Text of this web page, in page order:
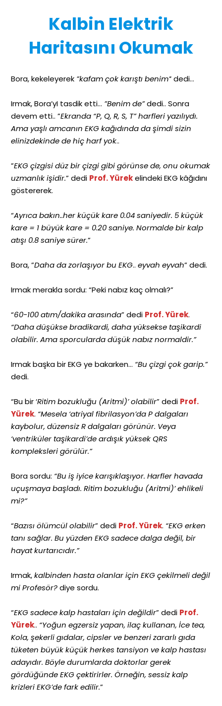
Kalbin Elektrik
Haritasını Okumak
Bora, kekeleyerek ”kafam çok karıştı benim’‘ dedi…
Irmak, Bora’yI tasdik etti… ”Benim de”dedi.. Sonra
devem etti.. ”Ekranda “P, Q, R, S, T” harfleri yazılıydı.
Ama yaşlı amcanın EKG kağıdında da şimdi sizin
elinizdekinde de hiç harf yok..
”EKG çizgisi düz bir çizgi gibi görünse de, onu okumak
uzmanlık işidir.” dedi Prof. Yürekelindeki EKG kâğıdını
göstererek.
“Ayrıca bakın..her küçük kare 0.04 saniyedir. 5 küçük
kare = 1 büyük kare = 0.20 saniye. Normalde bir kalp
atışı 0.8 saniye sürer.”
Bora, ”Daha da zorlaşıyor bu EKG..eyvah eyvah” dedi.
Irmak merakla sordu: “Peki nabız kaç olmalı?”
“60-100 atım/dakika arasında” dedi Prof. Yürek.
“Daha düşükse bradikardi, daha yüksekse taşikardi
olabilir. Ama sporcularda düşük nabız normaldir.”
Irmak başka bir EKG ye bakarken… “Bu çizgi çok garip.”
dedi.
“Bu bir ‘Ritim bozukluğu (Aritmi)’ olabilir” dedi Prof.
Yürek. “Mesela ‘atriyal fibrilasyon’da P dalgaları
kaybolur, düzensiz R dalgaları görünür. Veya
‘ventriküler taşikardi’de ardışık yüksek QRS
kompleksleri görülür.”
Bora sordu: “Bu iş iyice karışıklaşıyor. Harfler havada
uçuşmaya başladı. Ritim bozukluğu (Aritmi)’ ehlikeli
mi?”
“Bazısı ölümcül olabilir” dedi Prof. Yürek. “EKG erken
tanı sağlar. Bu yüzden EKG sadece dalga değil, bir
hayat kurtarıcıdır.”
Irmak,kalbinden hasta olanlar için EKG çekilmeli değil
mi Profesör?diye sordu.
“EKG sadece kalp hastaları için değildir” dedi Prof.
Yürek.. “Yoğun egzersiz yapan, ilaç kullanan, İce tea,
Kola, şekerli gıdalar, cipsler ve benzeri zararlı gıda
tüketen büyük küçük herkes tansiyon ve kalp hastası
adayıdır. Böyle durumlarda doktorlar gerek
gördüğünde EKG çektirirler. Örneğin, sessiz kalp
krizleri EKG’de fark edilir.”